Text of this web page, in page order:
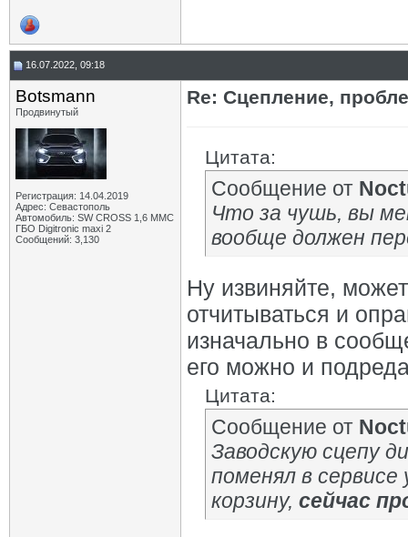
16.07.2022, 09:18
Botsmann
Продвинутый
Регистрация: 14.04.2019
Адрес: Севастополь
Автомобиль: SW CROSS 1,6 ММС
ГБО Digitronic maxi 2
Сообщений: 3,130
Re: Сцепление,
Цитата:
Сообщение от
Что за чушь, вы
вообще должен
Ну извиняйте,
отчитываться и
изначально в
его можно и
Цитата:
Сообщение от
Заводскую сцепу
поменял в
корзину, сейчас